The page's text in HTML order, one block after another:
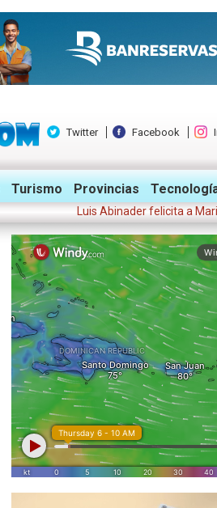
Twitter Facebook
Turismo Provincias
Luis Abinader felicita a Marileidy